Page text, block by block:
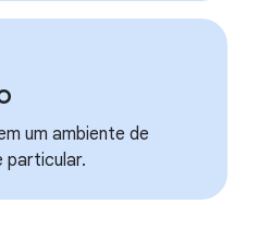
um ambiente de
particular.